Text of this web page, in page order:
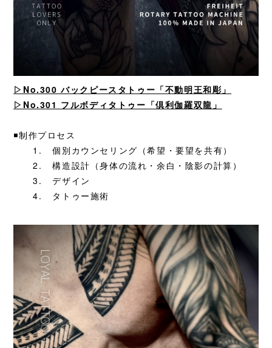
▷No.300バックピースタトゥー「不動明王和彫」
▷No.301 フルボディタトゥー「倶利伽羅双龍」
◾️制作プロセス
1.
個別カウンセリング（希望・要望を共有）
2.
構造設計（身体の流れ・余白・陰影の計算）
3.
デザイン
4.
タトゥー施術